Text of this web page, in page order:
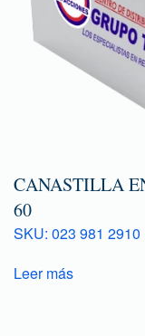
CANASTILLA
60
SKU: 023 981 2910
Leer más